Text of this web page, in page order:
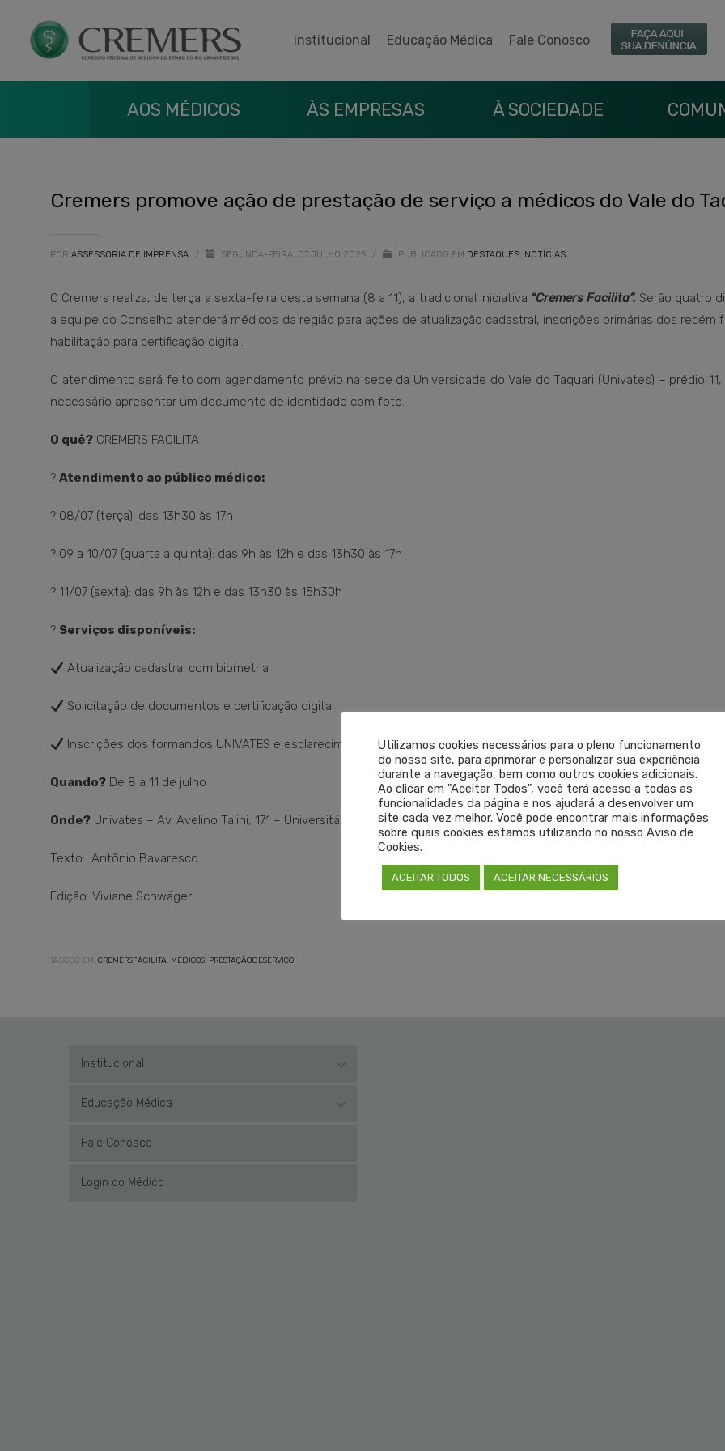
Institucional Educação Médica Fale Conosco
AOS MÉDICOS ÀS EMPRESAS À SOCIEDADE
Cremers promove ação de prestação de serviço a médicos do Vale do
POR ASSESSORIA DE IMPRENSA / SEGUNDA-FEIRA, 07 JULHO 2025 / PUBLICADO EM DESTAQUES, NOTÍCIAS
O Cremers realiza, de terça a sexta-feira desta semana (8 a 11), a tradicional iniciativa “Cremers Facilita”. Serão quatro
a equipe do Conselho atenderá médicos da região para ações de atualização cadastral, inscrições primárias dos recém
habilitação para certificação digital.
O atendimento será feito com agendamento prévio na sede da Universidade do Vale do Taquari (Univates) – prédio 11,
necessário apresentar um documento de identidade com foto.
O quê? CREMERS FACILITA
? Atendimento ao público médico:
? 08/07 (terça): das 13h30 às 17h
? 09 a 10/07 (quarta a quinta): das 9h às 12h e das 13h30 às 17h
? 11/07 (sexta): das 9h às 12h e das 13h30 às 15h30h
? Serviços disponíveis:
Atualização cadastral com biometria
Solicitação de documentos e certificação digital
Inscrições dos formandos UNIVATES e esclarecimento de dúvidas
Quando? De 8 a 11 de julho
Onde? Univates – Av. Avelino Talini, 171 – Universitário, Lajeado (Prédio 11, sala 302)
Texto: Antônio Bavaresco
Edição: Viviane Schwäger
TAGGED EM: CREMERSFACILITA MÉDICOS PRESTAÇÃODESERVIÇO
Institucional
Educação Médica
Fale Conosco
Login do Médico
Utilizamos cookies necessários para o pleno funcionamento
do nosso site, para aprimorar e personalizar sua experiência
durante a navegação, bem como outros cookies adicionais.
Ao clicar em "Aceitar Todos", você terá acesso a todas as
funcionalidades da página e nos ajudará a desenvolver um
site cada vez melhor. Você pode encontrar mais informações
sobre quais cookies estamos utilizando no nosso Aviso de
Cookies.
ACEITAR TODOS ACEITAR NECESSÁRIOS